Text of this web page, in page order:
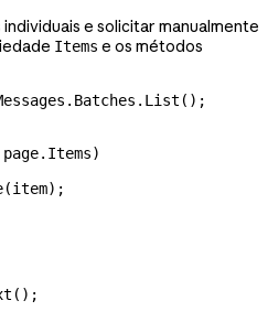
e solicitar manualmente
Items e os métodos
. Batches . List ();
page. Items)
(item);
();